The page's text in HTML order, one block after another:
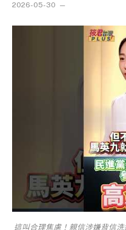
2026-05-30
這叫合理焦慮！親信涉嫌背信